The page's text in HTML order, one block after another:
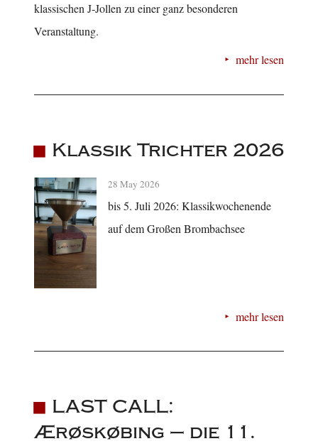
klassischen J-Jollen zu einer ganz besonderen
Veranstaltung.
mehr lesen
Klassik Trichter 2026
28 May 2026
bis 5. Juli 2026: Klassikwochenende
auf dem Großen Brombachsee
mehr lesen
LAST CALL:
Ærøskøbing – die 11.